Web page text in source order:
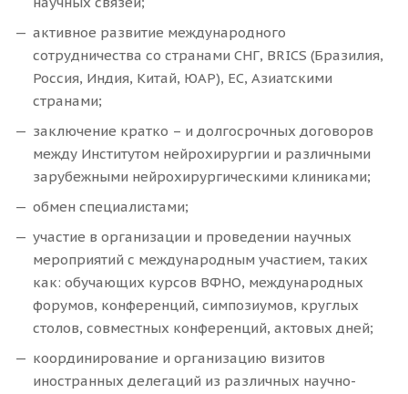
активное развитие международного
сотрудничества со странами СНГ, BRICS (Бразилия,
Россия, Индия, Китай, ЮАР), ЕС, Азиатскими
странами;
заключение кратко – и долгосрочных договоров
между Институтом нейрохирургии и различными
зарубежными нейрохирургическими клиниками;
обмен специалистами;
участие в организации и проведении научных
мероприятий с международным участием, таких
как: обучающих курсов ВФНО, международных
форумов, конференций, симпозиумов, круглых
столов, совместных конференций, актовых дней;
координирование и организацию визитов
иностранных делегаций из различных научно-